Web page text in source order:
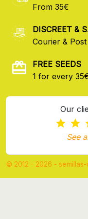
From 35€
DISCREET &
Courier & Post
FREE SEEDS
1 for every
Our
See
© 2012 - 2026 -